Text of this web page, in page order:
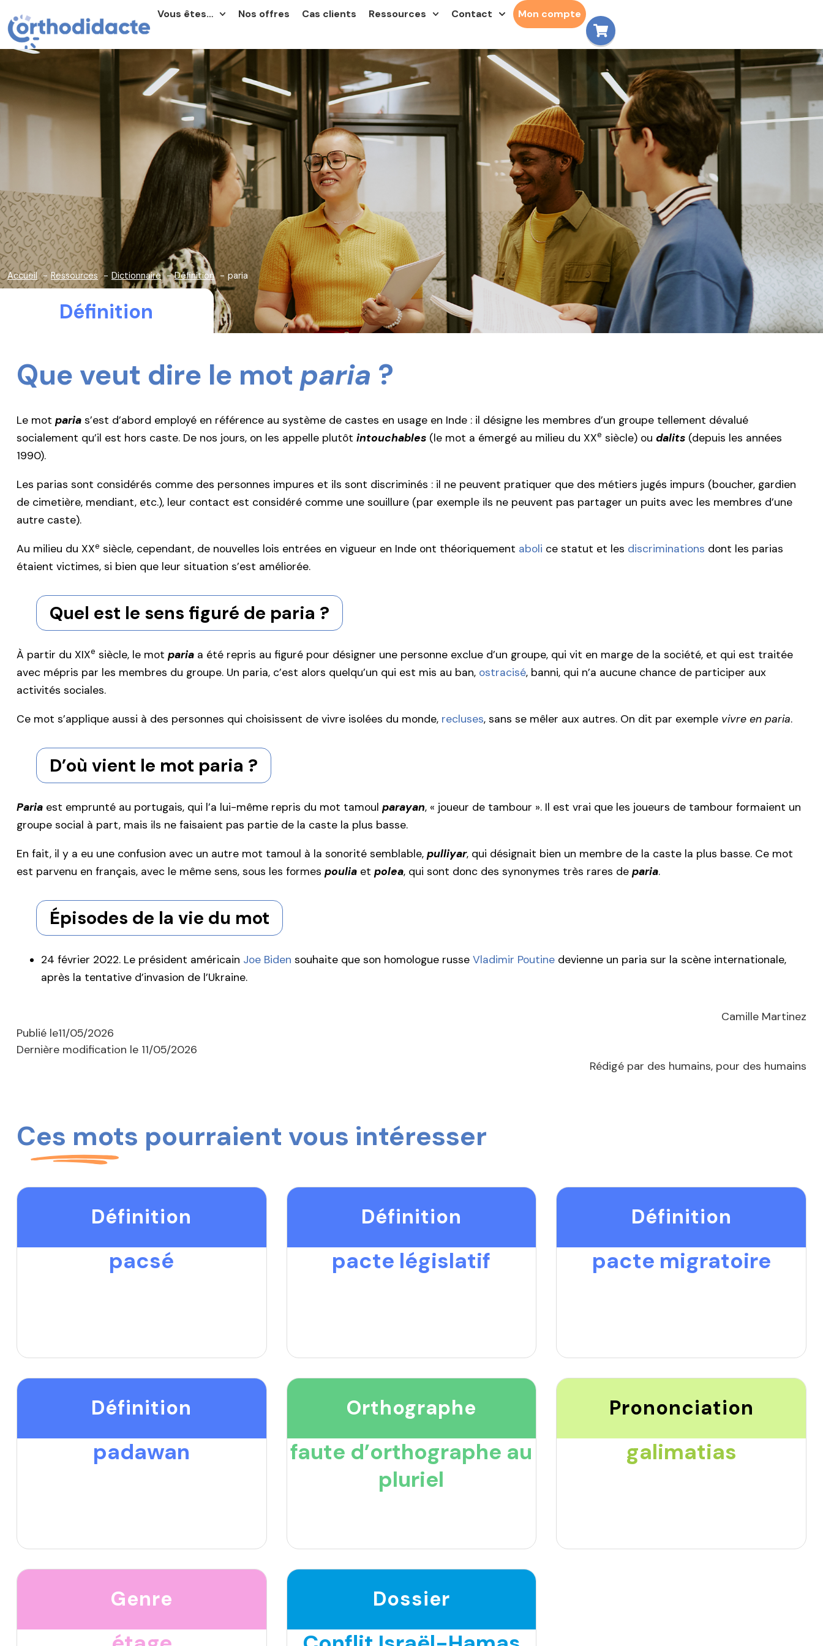
Vous êtes… Nos offres Cas clients Ressources Contact Mon compte
Accueil Ressources Dictionnaire Définition paria
Définition
Que veut dire le mot paria ?
Le mot paria s’est d’abord employé en référence au système de castes en usage en Inde : il désigne les membres d’un groupe tellement dévalué
socialement qu’il est hors caste. De nos jours, on les appelle plutôt intouchables (le mot a émergé au milieu du XXe siècle) ou dalits (depuis les années
1990).
Les parias sont considérés comme des personnes impures et ils sont discriminés : il ne peuvent pratiquer que des métiers jugés impurs (boucher, gardien
de cimetière, mendiant, etc.), leur contact est considéré comme une souillure (par exemple ils ne peuvent pas partager un puits avec les membres d’une
autre caste).
Au milieu du XXe siècle, cependant, de nouvelles lois entrées en vigueur en Inde ont théoriquement aboli ce statut et les discriminations dont les parias
étaient victimes, si bien que leur situation s’est améliorée.
Quel est le sens figuré de paria ?
À partir du XIXe siècle, le mot paria a été repris au figuré pour désigner une personne exclue d’un groupe, qui vit en marge de la société, et qui est traitée
avec mépris par les membres du groupe. Un paria, c’est alors quelqu’un qui est mis au ban, ostracisé, banni, qui n’a aucune chance de participer aux
activités sociales.
Ce mot s’applique aussi à des personnes qui choisissent de vivre isolées du monde, recluses, sans se mêler aux autres. On dit par exemple vivre en paria.
D’où vient le mot paria ?
Paria est emprunté au portugais, qui l’a lui-même repris du mot tamoul parayan, « joueur de tambour ». Il est vrai que les joueurs de tambour formaient un
groupe social à part, mais ils ne faisaient pas partie de la caste la plus basse.
En fait, il y a eu une confusion avec un autre mot tamoul à la sonorité semblable, pulliyar, qui désignait bien un membre de la caste la plus basse. Ce mot
est parvenu en français, avec le même sens, sous les formes poulia et polea, qui sont donc des synonymes très rares de paria.
Épisodes de la vie du mot
24 février 2022. Le président américain Joe Biden souhaite que son homologue russe Vladimir Poutine devienne un paria sur la scène internationale,
après la tentative d’invasion de l’Ukraine.
Camille Martinez
Publié le11/05/2026
Dernière modification le 11/05/2026
Rédigé par des humains, pour des humains
Ces mots pourraient vous intéresser
Définition
pacsé
Définition
pacte législatif
Définition
pacte migratoire
Définition
padawan
Orthographe
faute d’orthographe au
pluriel
Prononciation
galimatias
Genre Dossier